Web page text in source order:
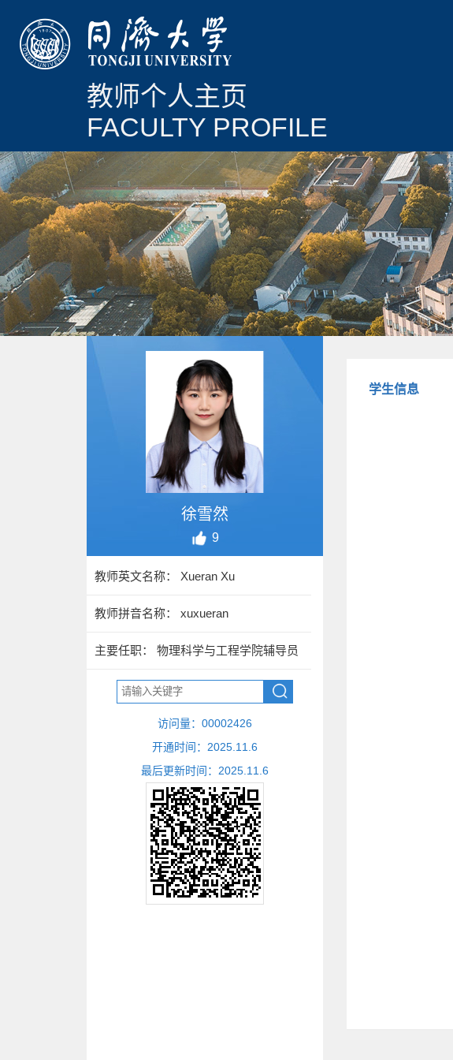
教师个人主页
FACULTY PROFILE
徐雪然
9
教师英文名称： Xueran Xu
教师拼音名称： xuxueran
主要任职： 物理科学与工程学院辅导员
访问量： 00002426
开通时间： 2025 11 6
最后更新时间： 2025 11 6
学生信息